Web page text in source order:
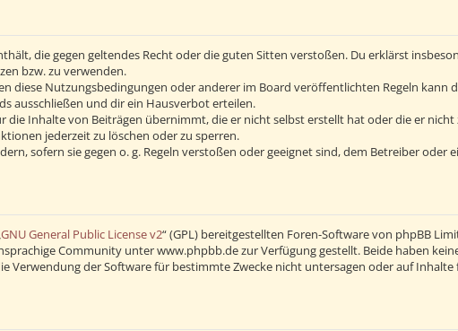
die gegen geltendes Recht oder die guten Sitten verstoßen. Du erklärst
bzw. zu verwenden.
diese Nutzungsbedingungen oder anderer im Board veröffentlichten Regeln kann
ausschließen und dir ein Hausverbot erteilen.
Inhalte von Beiträgen übernimmt, die er nicht selbst erstellt hat oder die er
jederzeit zu löschen oder zu sperren.
sofern sie gegen o. g. Regeln verstoßen oder geeignet sind, dem Betreiber oder
GNU General Public License v2“ (GPL) bereitgestellten Foren-Software von phpBB
Community unter www.phpbb.de zur Verfügung gestellt. Beide haben
Verwendung der Software für bestimmte Zwecke nicht untersagen oder auf